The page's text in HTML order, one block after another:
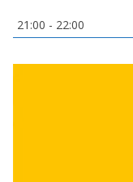
21:00 - 22:00